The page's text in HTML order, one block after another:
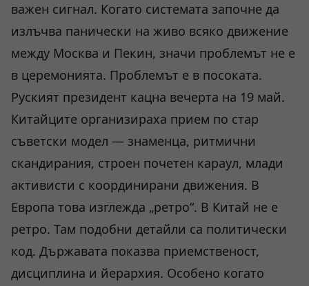
важен сигнал. Когато системата започне да
излъчва панически на живо всяко движение
между Москва и Пекин, значи проблемът не е
в церемонията. Проблемът е в посоката.
Руският президент кацна вечерта на 19 май.
Китайците организираха прием по стар
съветски модел — знаменца, ритмични
скандирания, строен почетен караул, млади
активисти с координирани движения. В
Европа това изглежда „ретро“. В Китай не е
ретро. Там подобни детайли са политически
код. Държавата показва приемственост,
дисциплина и йерархия. Особено когато